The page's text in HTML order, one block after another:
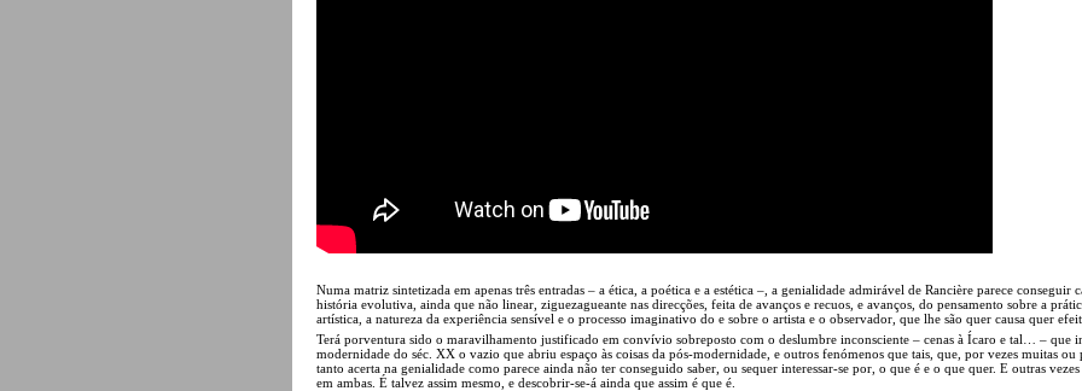
Numa matriz sintetizada em apenas três entradas – a ética, a poética e a estética –, a genialidade admirável de Rancière parece conseguir
história evolutiva, ainda que não linear, ziguezagueante nas direcções, feita de avanços e recuos, e avanços, do pensamento sobre a
artística, a natureza da experiência sensível e o processo imaginativo do e sobre o artista e o observador, que lhe são quer causa quer
Terá porventura sido o maravilhamento justificado em convívio sobreposto com o deslumbre inconsciente – cenas à Ícaro e tal… – que
modernidade do séc. XX o vazio que abriu espaço às coisas da pós-modernidade, e outros fenómenos que tais, que, por vezes muitas ou
tanto acerta na genialidade como parece ainda não ter conseguido saber, ou sequer interessar-se por, o que é e o que quer. E outras
em ambas. É talvez assim mesmo, e descobrir-se-á ainda que assim é que é.